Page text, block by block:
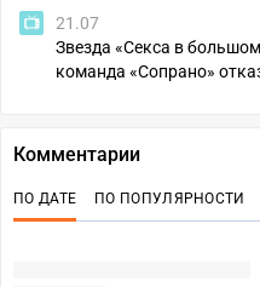
21.07
Звезда «Секса в
команда «Сопрано»
Комментарии
ПО ДАТЕ ПО ПОПУЛЯРНОСТИ